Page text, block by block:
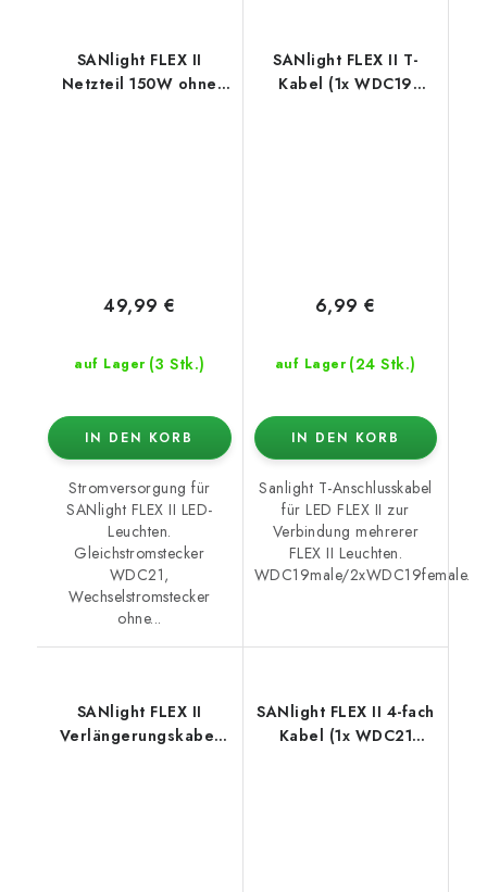
SANlight FLEX II
Netzteil 150W ohne
auf Lager (3 Stk.)
49,99 €
IN DEN KORB
Stromversorgung für
SANlight FLEX II LED-
Leuchten.
Gleichstromstecker
WDC21,
Wechselstromstecker
ohne...
SANlight FLEX II T-
Kabel (1x WDC19
auf Lager (24 Stk.)
6,99 €
IN DEN KORB
Sanlight T-Anschlusskabel
für LED FLEX II zur
Verbindung mehrerer
FLEX II Leuchten.
WDC19male/2xWDC19female.
SANlight FLEX II
Verlängerungskabel
SANlight FLEX II 4-fach
Kabel (1x WDC21